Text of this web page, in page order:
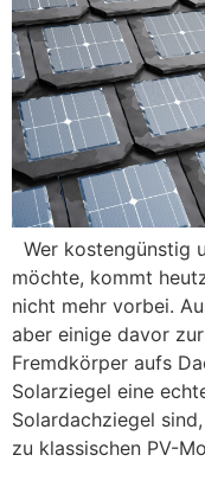
Wer kostengünstig
möchte, kommt
nicht mehr vorbei.
aber einige davor
Fremdkörper aufs
Solarziegel eine
Solardachziegel
zu klassischen PV-